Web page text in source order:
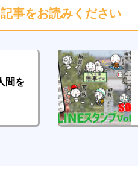
事をお読みください
間を